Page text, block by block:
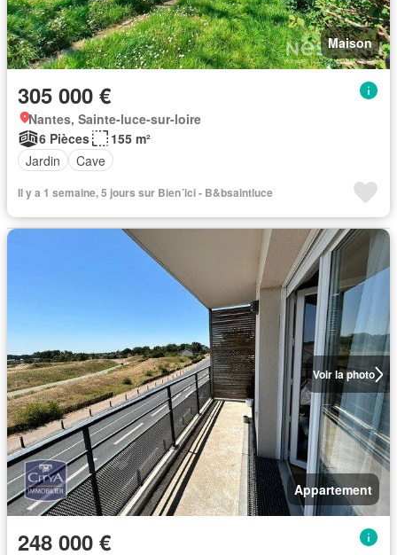
Maison
305 000 €
Nantes, Sainte-luce-sur-loire
6 Pièces
155 m²
Jardin
Cave
Il y a 1 semaine, 5 jours sur Bien´ici - B&bsaintluce
Voir la photo
Appartement
248 000 €